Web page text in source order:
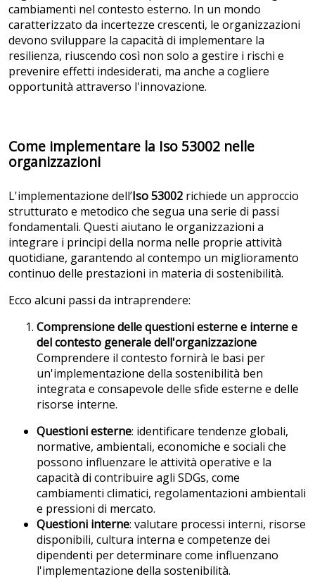
cambiamenti nel contesto esterno. In un mondo
caratterizzato da incertezze crescenti, le organizzazioni
devono sviluppare la capacità di implementare la
resilienza, riuscendo così non solo a gestire i rischi e
prevenire effetti indesiderati, ma anche a cogliere
opportunità attraverso l'innovazione.
Come implementare la Iso 53002 nelle
organizzazioni
L'implementazione dell’Iso 53002 richiede un approccio
strutturato e metodico che segua una serie di passi
fondamentali. Questi aiutano le organizzazioni a
integrare i principi della norma nelle proprie attività
quotidiane, garantendo al contempo un miglioramento
continuo delle prestazioni in materia di sostenibilità.
Ecco alcuni passi da intraprendere:
Comprensione delle questioni esterne e interne e
del contesto generale dell'organizzazione
Comprendere il contesto fornirà le basi per
un'implementazione della sostenibilità ben
integrata e consapevole delle sfide esterne e delle
risorse interne.
Questioni esterne: identificare tendenze globali,
normative, ambientali, economiche e sociali che
possono influenzare le attività operative e la
capacità di contribuire agli SDGs, come
cambiamenti climatici, regolamentazioni ambientali
e pressioni di mercato.
Questioni interne: valutare processi interni, risorse
disponibili, cultura interna e competenze dei
dipendenti per determinare come influenzano
l'implementazione della sostenibilità.